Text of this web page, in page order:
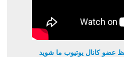
عضو کانال یوتیوب ما شوید